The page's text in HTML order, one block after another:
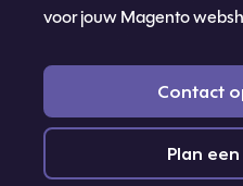
voor jouw Magento
Contact
Plan